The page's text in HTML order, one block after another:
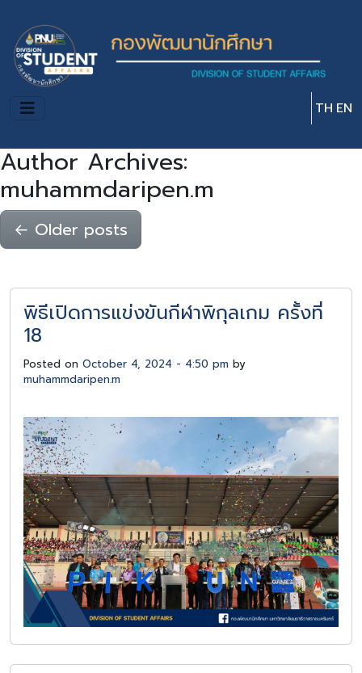
TH EN
Author Archives:
muhammdaripen.m
← Older posts
พิธีเปิดการแข่งขันกีฬาพิกุลเกม ครั้งที่
18
Posted on October 4, 2024 - 4:50 pm by
muhammdaripen.m